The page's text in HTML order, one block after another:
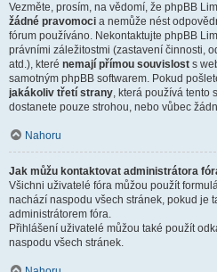
Vezměte, prosím, na vědomí, že phpBB
žádné pravomoci a nemůže nést
fórum používáno. Nekontaktujte phpBB
právními záležitostmi (zastavení činnosti,
atd.), které nemají přímou souvislost s
samotným phpBB softwarem. Pokud
jakákoliv třetí strany, která používá tento
dostanete pouze strohou, nebo vůbec
Nahoru
Jak můžu kontaktovat administrátora
Všichni uživatelé fóra můžou použít
nachází naspodu všech stránek, pokud je
administrátorem fóra.
Přihlášení uživatelé můžou také použít
naspodu všech stránek.